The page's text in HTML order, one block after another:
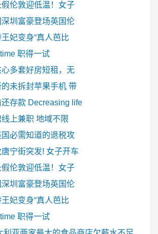
伦敦迎低温！女子
深圳富豪登场英国伦
妃变身“真人芭比
职得一试
多套好房短租，无
的未拆封苹果手机 带
存款 Decreasing life
上兼职 地域不限
必需知道的退税攻
宁街突发! 女子开车
伦敦迎低温！女子
深圳富豪登场英国伦
妃变身“真人芭比
职得一试